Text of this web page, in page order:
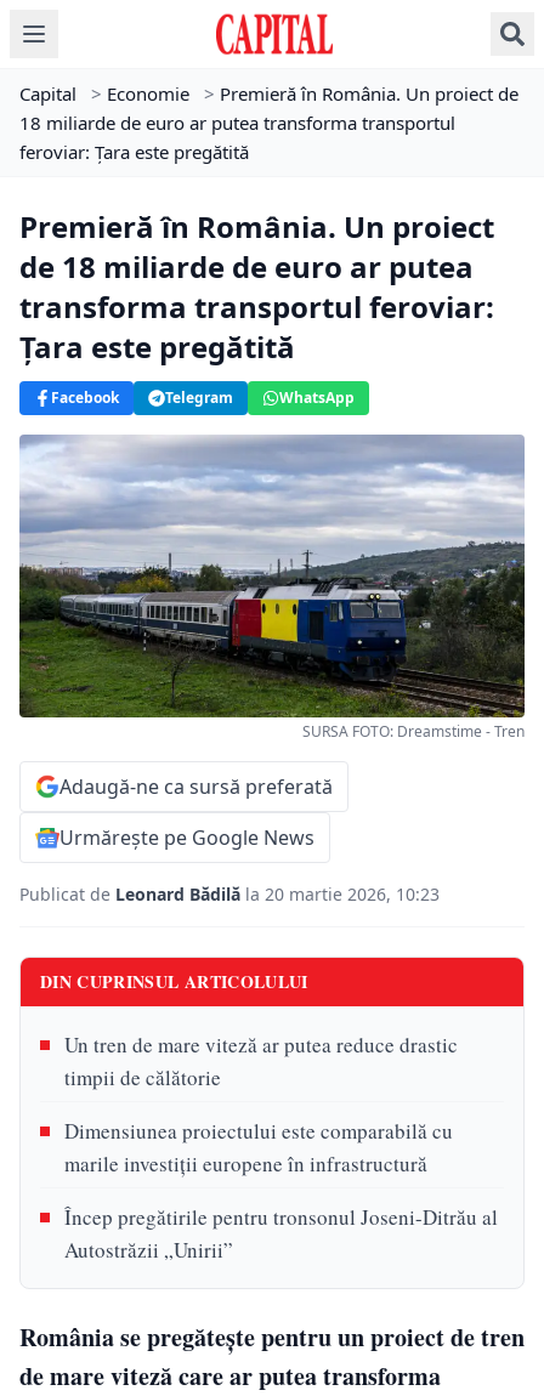
Capital > Economie > Premieră în România. Un proiect de
18 miliarde de euro ar putea transforma transportul
feroviar: Țara este pregătită
Premieră în România. Un proiect
de 18 miliarde de euro ar putea
transforma transportul feroviar:
Țara este pregătită
Facebook Telegram WhatsApp
SURSA FOTO: Dreamstime - Tren
Adaugă-ne ca sursă preferată
Urmărește pe Google News
Publicat de Leonard Bădilă la 20 martie 2026, 10:23
DIN CUPRINSUL ARTICOLULUI
Un tren de mare viteză ar putea reduce drastic
timpii de călătorie
Dimensiunea proiectului este comparabilă cu
marile investiții europene în infrastructură
Încep pregătirile pentru tronsonul Joseni-Ditrău al
Autostrăzii „Unirii”
România se pregătește pentru un proiect de tren
de mare viteză care ar putea transforma